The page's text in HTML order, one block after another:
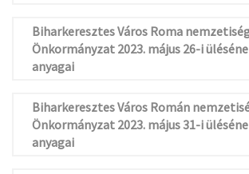
Biharkeresztes Város Roma
Önkormányzat 2023. május 26-i
anyagai
Biharkeresztes Város Román
Önkormányzat 2023. május 31-i
anyagai